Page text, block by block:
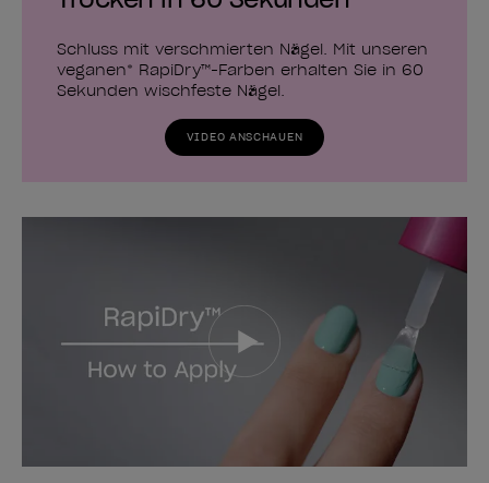
Schluss mit verschmierten Nägel. Mit unseren
veganen* RapiDry™-Farben erhalten Sie in 60
Sekunden wischfeste Nägel.
VIDEO ANSCHAUEN